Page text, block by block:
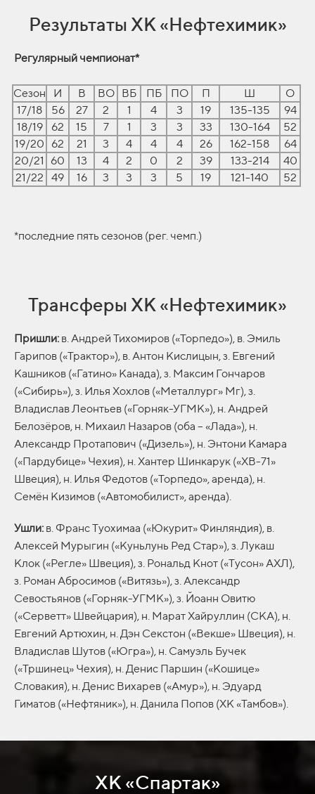
Результаты ХК «Нефтехимик»
Регулярный чемпионат*
Сезон И В ВО ВБ ПБ ПО П Ш
О
17/18
56 27 2 1 4 3 19 135-135
94
18/19
62 15 7 1 3 3 33 130-164
52
19/20
62 21 3 4 4 4 26 162-158
64
20/21
60 13 4 2 0 2 39 133-214
40
21/22
49 16 3 3 3 5 19 121-140 52
*последние пять сезонов (рег. чемп.)
Трансферы ХК «Нефтехимик»
Пришли: в. Андрей Тихомиров («Торпедо»), в. Эмиль
Гарипов («Трактор»), в. Антон Кислицын, з. Евгений
Кашников («Гатино» Канада), з. Максим Гончаров
(«Сибирь»), з. Илья Хохлов («Металлург» Мг), з.
Владислав Леонтьев («Горняк-УГМК»), н. Андрей
Белозёров, н. Михаил Назаров (оба – «Лада»), н.
Александр Протапович («Дизель»), н. Энтони Камара
(«Пардубице» Чехия), н. Хантер Шинкарук («ХВ-71»
Швеция), н. Илья Федотов («Торпедо», аренда), н.
Семён Кизимов («Автомобилист», аренда).
Ушли: в. Франс Туохимаа («Юкурит» Финляндия), в.
Алексей Мурыгин («Куньлунь Ред Стар»), з. Лукаш
Клок («Регле» Швеция), з. Рональд Кнот («Тусон» АХЛ),
з. Роман Абросимов («Витязь»), з. Александр
Севостьянов («Горняк-УГМК»), з. Йоанн Овитю
(«Серветт» Швейцария), н. Марат Хайруллин (СКА), н.
Евгений Артюхин, н. Дэн Секстон («Векше» Швеция), н.
Владислав Шутов («Югра»), н. Самуэль Бучек
(«Тршинец» Чехия), н. Денис Паршин («Кошице»
Словакия), н. Денис Вихарев («Амур»), н. Эдуард
Гиматов («Нефтяник»), н. Данила Попов (ХК «Тамбов»).
ХК «Спартак»